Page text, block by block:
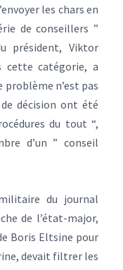
les chars en
de conseillers ”
président, Viktor
cette catégorie, a
problème n’est pas
décision ont été
du tout “,
d’un ” conseil
du journal
de l’état-major,
Boris Eltsine pour
devait filtrer les